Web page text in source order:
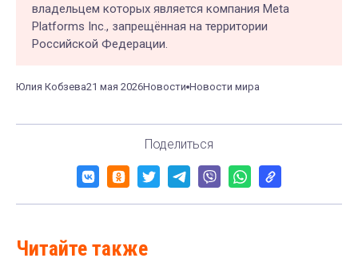
владельцем которых является компания Meta
Platforms Inc., запрещённая на территории
Российской Федерации.
Юлия Кобзева21 мая 2026Новости Новости мира
Поделиться
Читайте также